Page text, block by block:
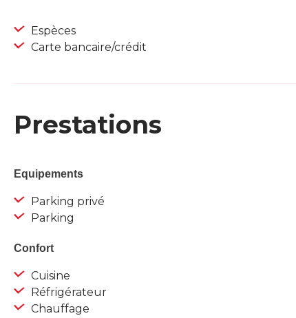
Espèces
Carte bancaire/crédit
Prestations
Equipements
Parking privé
Parking
Confort
Cuisine
Réfrigérateur
Chauffage